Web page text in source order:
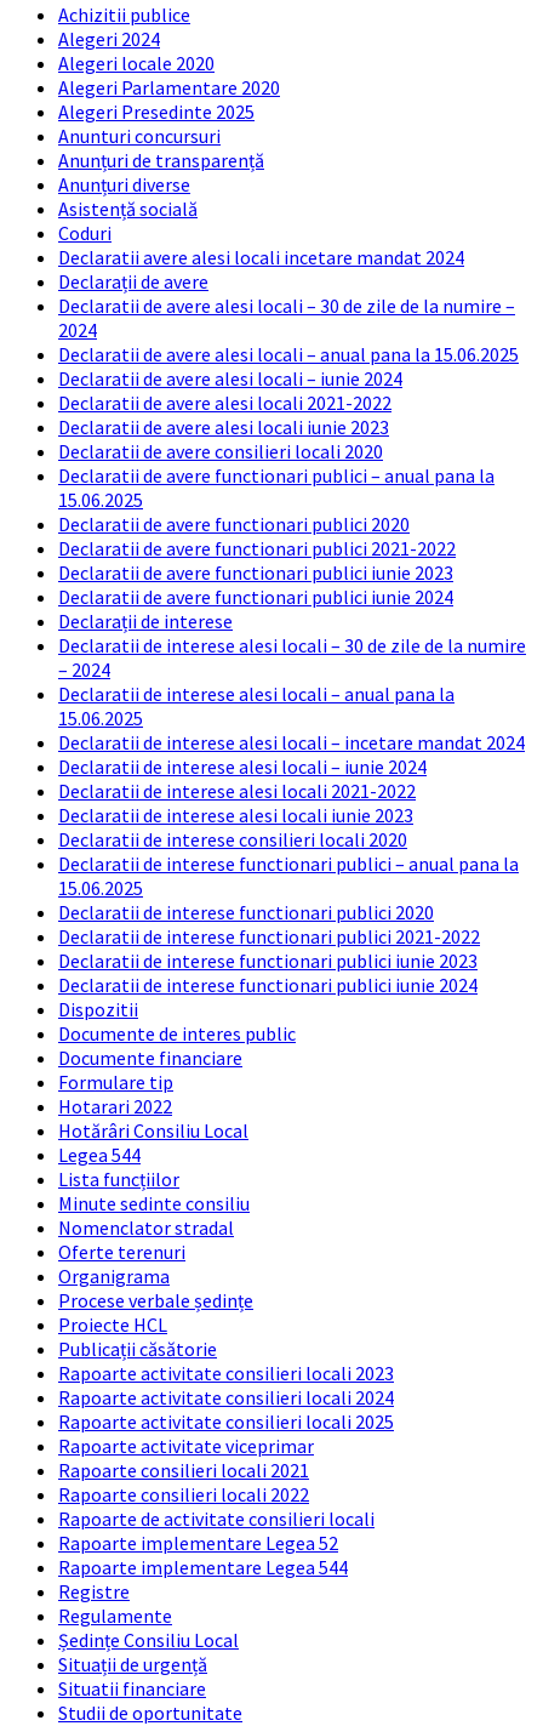
Achizitii publice
Alegeri 2024
Alegeri locale 2020
Alegeri Parlamentare 2020
Alegeri Presedinte 2025
Anunturi concursuri
Anunțuri de transparență
Anunțuri diverse
Asistență socială
Coduri
Declaratii avere alesi locali incetare mandat 2024
Declarații de avere
Declaratii de avere alesi locali – 30 de zile de la numire –
2024
Declaratii de avere alesi locali – anual pana la 15.06.2025
Declaratii de avere alesi locali – iunie 2024
Declaratii de avere alesi locali 2021-2022
Declaratii de avere alesi locali iunie 2023
Declaratii de avere consilieri locali 2020
Declaratii de avere functionari publici – anual pana la
15.06.2025
Declaratii de avere functionari publici 2020
Declaratii de avere functionari publici 2021-2022
Declaratii de avere functionari publici iunie 2023
Declaratii de avere functionari publici iunie 2024
Declarații de interese
Declaratii de interese alesi locali – 30 de zile de la numire
– 2024
Declaratii de interese alesi locali – anual pana la
15.06.2025
Declaratii de interese alesi locali – incetare mandat 2024
Declaratii de interese alesi locali – iunie 2024
Declaratii de interese alesi locali 2021-2022
Declaratii de interese alesi locali iunie 2023
Declaratii de interese consilieri locali 2020
Declaratii de interese functionari publici – anual pana la
15.06.2025
Declaratii de interese functionari publici 2020
Declaratii de interese functionari publici 2021-2022
Declaratii de interese functionari publici iunie 2023
Declaratii de interese functionari publici iunie 2024
Dispozitii
Documente de interes public
Documente financiare
Formulare tip
Hotarari 2022
Hotărâri Consiliu Local
Legea 544
Lista funcțiilor
Minute sedinte consiliu
Nomenclator stradal
Oferte terenuri
Organigrama
Procese verbale ședințe
Proiecte HCL
Publicații căsătorie
Rapoarte activitate consilieri locali 2023
Rapoarte activitate consilieri locali 2024
Rapoarte activitate consilieri locali 2025
Rapoarte activitate viceprimar
Rapoarte consilieri locali 2021
Rapoarte consilieri locali 2022
Rapoarte de activitate consilieri locali
Rapoarte implementare Legea 52
Rapoarte implementare Legea 544
Registre
Regulamente
Ședințe Consiliu Local
Situații de urgență
Situatii financiare
Studii de oportunitate